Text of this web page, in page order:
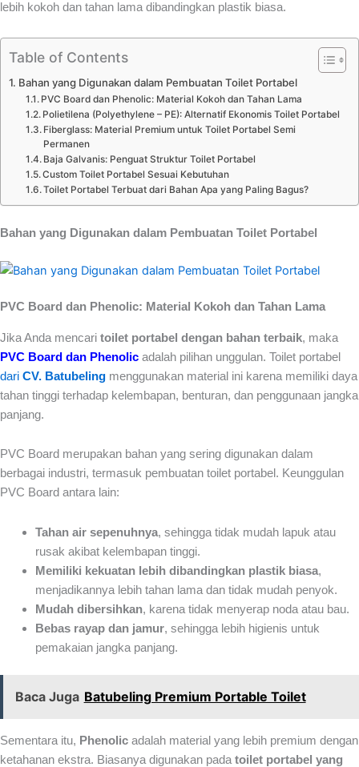
lebih kokoh dan tahan lama dibandingkan plastik biasa.
Table of Contents
Bahan yang Digunakan dalam Pembuatan Toilet Portabel
PVC Board dan Phenolic: Material Kokoh dan Tahan Lama
Polietilena (Polyethylene – PE): Alternatif Ekonomis Toilet Portabel
Fiberglass: Material Premium untuk Toilet Portabel Semi
Permanen
Baja Galvanis: Penguat Struktur Toilet Portabel
Custom Toilet Portabel Sesuai Kebutuhan
Toilet Portabel Terbuat dari Bahan Apa yang Paling Bagus?
Bahan yang Digunakan dalam Pembuatan Toilet Portabel
PVC Board dan Phenolic: Material Kokoh dan Tahan Lama
Jika Anda mencari toilet portabel dengan bahan terbaik, maka
PVC Board dan Phenolic adalah pilihan unggulan. Toilet portabel
dari CV. Batubeling menggunakan material ini karena memiliki daya
tahan tinggi terhadap kelembapan, benturan, dan penggunaan jangka
panjang.
PVC Board merupakan bahan yang sering digunakan dalam
berbagai industri, termasuk pembuatan toilet portabel. Keunggulan
PVC Board antara lain:
Tahan air sepenuhnya, sehingga tidak mudah lapuk atau
rusak akibat kelembapan tinggi.
Memiliki kekuatan lebih dibandingkan plastik biasa,
menjadikannya lebih tahan lama dan tidak mudah penyok.
Mudah dibersihkan, karena tidak menyerap noda atau bau.
Bebas rayap dan jamur, sehingga lebih higienis untuk
pemakaian jangka panjang.
Baca Juga Batubeling Premium Portable Toilet
Sementara itu, Phenolic adalah material yang lebih premium dengan
ketahanan ekstra. Biasanya digunakan pada toilet portabel yang